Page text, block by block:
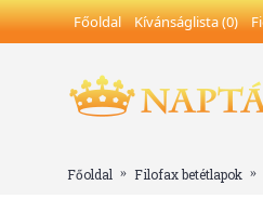
Főoldal Kívánságlista (0)
Főoldal Filofax betétlapok